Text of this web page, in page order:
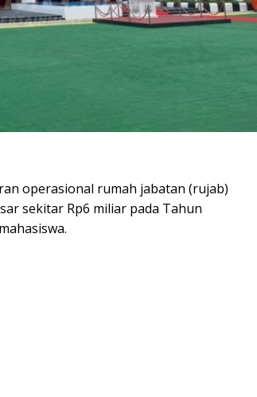
operasional rumah jabatan (rujab)
sekitar Rp6 miliar pada Tahun